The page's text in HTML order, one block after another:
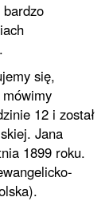
się,
12 i został
Jana
1899 roku.